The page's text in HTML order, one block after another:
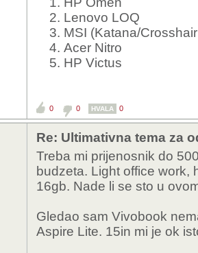
Lenovo LOQ
MSI (Katana/
Acer Nitro
HP Victus
0 0 HVALA 0
Re: Ultimativna tema za
Treba mi prijenosnik do
budzeta. Light office work,
16gb. Nade li se sto u
Gledao sam Vivobook
Aspire Lite. 15in mi je ok